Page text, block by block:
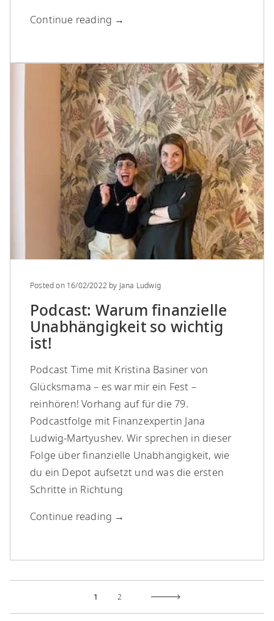
Continue reading →
Posted on 16/02/2022 by Jana Ludwig
Podcast: Warum finanzielle
Unabhängigkeit so wichtig
ist!
Podcast Time mit Kristina Basiner von
Glücksmama – es war mir ein Fest –
reinhören! Vorhang auf für die 79.
Podcastfolge mit Finanzexpertin Jana
Ludwig-Martyushev. Wir sprechen in dieser
Folge über finanzielle Unabhängigkeit, wie
du ein Depot aufsetzt und was die ersten
Schritte in Richtung
Continue reading →
1 2